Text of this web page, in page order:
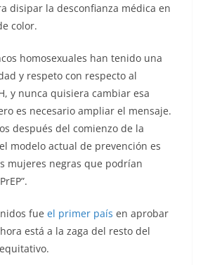
disipar la desconfianza médica en
color.
homosexuales han tenido una
y respeto con respecto al
y nunca quisiera cambiar esa
es necesario ampliar el mensaje.
después del comienzo de la
modelo actual de prevención es
mujeres negras que podrían
fue el primer país en aprobar
está a la zaga del resto del